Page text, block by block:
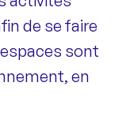
de se faire
sont
en